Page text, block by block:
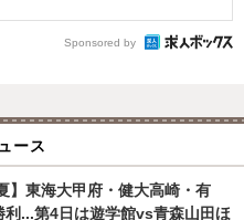
Sponsored by
ース
】東海大甲府・健大高崎・有
利...第4日は遊学館vs青森山田ほ